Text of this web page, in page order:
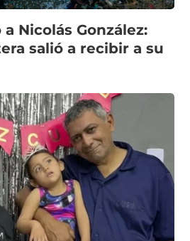
Nicolás González:
salió a recibir a su